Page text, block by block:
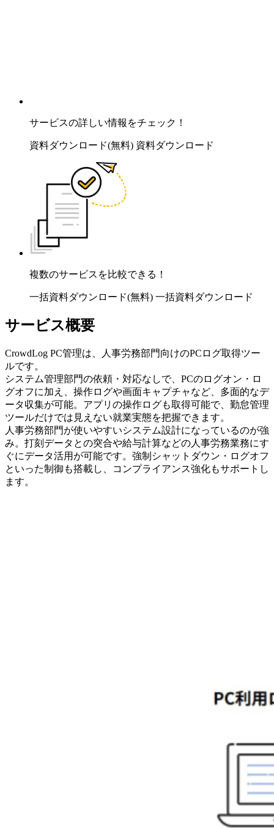
サービスの詳しい情報をチェック！
資料ダウンロード(無料) 資料ダウンロード
複数のサービスを比較できる！
一括資料ダウンロード(無料) 一括資料ダウンロード
サービス概要
CrowdLog PC管理は、人事労務部門向けのPCログ取得ツー
ルです。
システム管理部門の依頼・対応なしで、PCのログオン・ロ
グオフに加え、操作ログや画面キャプチャなど、多面的なデ
ータ収集が可能。アプリの操作ログも取得可能で、勤怠管理
ツールだけでは見えない就業実態を把握できます。
人事労務部門が使いやすいシステム設計になっているのが強
み。打刻データとの突合や給与計算などの人事労務業務にす
ぐにデータ活用が可能です。強制シャットダウン・ログオフ
といった制御も搭載し、コンプライアンス強化もサポートし
ます。